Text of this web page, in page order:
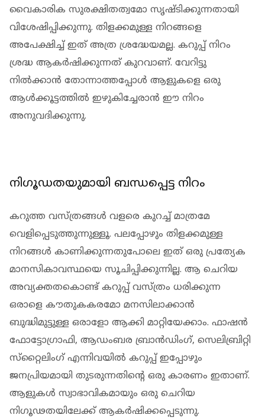
വൈകാരിക സുരക്ഷിതത്വമോ സൃഷ്ടിക്കുന്നതായി
വിശേഷിപ്പിക്കുന്നു. തിളക്കമുള്ള നിറങ്ങളെ
അപേക്ഷിച്ച് ഇത് അത്ര ശ്രദ്ധേയമല്ല. കറുപ്പ് നിറം
ശ്രദ്ധ ആകര്‍ഷിക്കുന്നത് കുറവാണ്. വേറിട്ടു
നില്‍ക്കാന്‍ തോന്നാത്തപ്പോള്‍ ആളുകളെ ഒരു
ആള്‍ക്കൂട്ടത്തില്‍ ഇഴുകിച്ചേരാന്‍ ഈ നിറം
അനുവദിക്കുന്നു.
നിഗൂഡതയുമായി ബന്ധപ്പെട്ട നിറം
കറുത്ത വസ്ത്രങ്ങള്‍ വളരെ കുറച്ച് മാത്രമേ
വെളിപ്പെടുത്തുന്നുള്ളൂ. പലപ്പോഴും തിളക്കമുള്ള
നിറങ്ങള്‍ കാണിക്കുന്നതുപോലെ ഇത് ഒരു പ്രത്യേക
മാനസികാവസ്ഥയെ സൂചിപ്പിക്കുന്നില്ല. ആ ചെറിയ
അവ്യക്തതകൊണ്ട് കറുപ്പ് വസ്ത്രം ധരിക്കുന്ന
ഒരാളെ കൗതുകകരമോ മനസിലാക്കാന്‍
ബുദ്ധിമുട്ടുള്ള ഒരാളോ ആക്കി മാറ്റിയേക്കാം. ഫാഷന്‍
ഫോട്ടോഗ്രാഫി, ആഡംബര ബ്രാന്‍ഡിംഗ്, സെലിബ്രിറ്റി
സ്‌റ്റൈലിംഗ് എന്നിവയില്‍ കറുപ്പ് ഇപ്പോഴും
ജനപ്രിയമായി തുടരുന്നതിന്റെ ഒരു കാരണം ഇതാണ്.
ആളുകള്‍ സ്വാഭാവികമായും ഒരു ചെറിയ
നിഗൂഢതയിലേക്ക് ആകര്‍ഷിക്കപ്പെടുന്നു.